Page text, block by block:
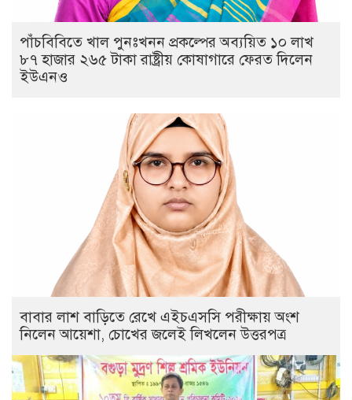
পাঁচবিবিতে খাল পুনঃখনন প্রকল্পের অব্যয়িত ১০ লাখ
৮৭ হাজার ২৬৫ টাকা রাষ্ট্রীয় কোষাগারে ফেরত দিলেন
ইউএনও
বাবার লাশ বাড়িতে রেখে এইচএসসি পরীক্ষায় অংশ
নিলেন আয়েশা, চোখের জলেই লিখলেন উত্তরপত্র